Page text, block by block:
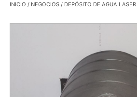
INICIO / NEGOCIOS / DEPÓSITO DE AGUA